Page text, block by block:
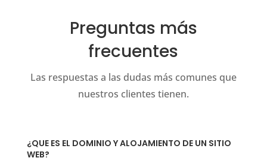
Preguntas más
frecuentes
Las respuestas a las dudas más comunes que
nuestros clientes tienen.
¿QUE ES EL DOMINIO Y ALOJAMIENTO DE UN SITIO
WEB?